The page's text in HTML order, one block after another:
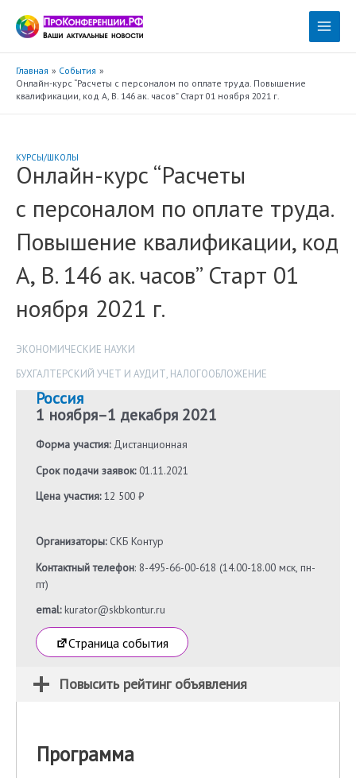
содержимому
Main
Главная
События
Онлайн-курс “Расчеты с персоналом по оплате труда. Повышение
квалификации, код А, В. 146 ак. часов” Старт 01 ноября 2021 г.
КУРСЫ/ШКОЛЫ
Онлайн-курс “Расчеты
с персоналом по оплате труда.
Повышение квалификации, код
А, В. 146 ак. часов” Старт 01
ноября 2021 г.
ЭКОНОМИЧЕСКИЕ НАУКИ
БУХГАЛТЕРСКИЙ УЧЕТ И АУДИТ, НАЛОГООБЛОЖЕНИЕ
Россия
1 ноября–1 декабря 2021
Форма участия:Дистанционная
Срок подачи заявок:01.11.2021
Цена участия:12 500 ₽
Организаторы:СКБ Контур
Контактный телефон: 8-495-66-00-618 (14.00-18.00 мск, пн-
пт)
emal:kurator@skbkontur.ru
Страница события
Повысить рейтинг объявления
Программа